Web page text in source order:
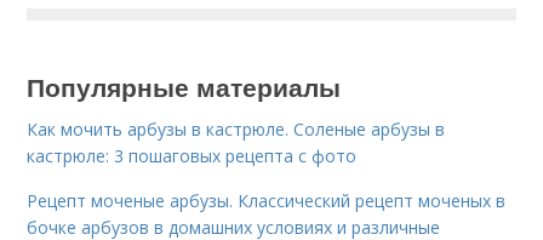
Популярные материалы
Как мочить арбузы в кастрюле. Соленые арбузы в
кастрюле: 3 пошаговых рецепта с фото
Рецепт моченые арбузы. Классический рецепт моченых в
бочке арбузов в домашних условиях и различные